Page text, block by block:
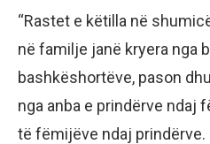
“Rastet e këtilla në
në familje janë kryera nga
bashkëshortëve, pason
nga anba e prindërve ndaj
të fëmijëve ndaj